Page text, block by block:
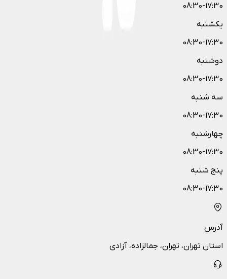
08:30-17:30
یکشنبه
08:30-17:30
دوشنبه
08:30-17:30
سه شنبه
08:30-17:30
چهارشنبه
08:30-17:30
پنج شنبه
08:30-17:30
آدرس
استان تهران، تهران، جمالزاده، آزادی